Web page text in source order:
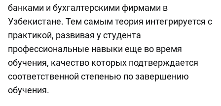
банками и бухгалтерскими фирмами в
Узбекистане. Тем самым теория интегрируется с
практикой, развивая у студента
профессиональные навыки еще во время
обучения, качество которых подтверждается
соответственной степенью по завершению
обучения.